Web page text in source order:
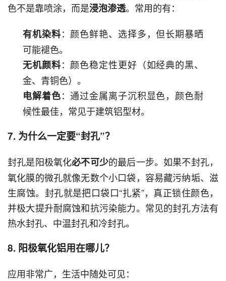
色不是靠喷涂，而是浸泡渗透。常用的有：
有机染料：颜色鲜艳、选择多，但长期暴晒
可能褪色。
无机颜料：颜色稳定性更好（如经典的黑、
金、青铜色）。
电解着色：通过金属离子沉积显色，颜色耐
候性最佳，常见于建筑铝型材。
7. 为什么一定要“封孔”？
封孔是阳极氧化必不可少的最后一步。如果不封孔，
氧化膜的微孔就像无数个小口袋，容易藏污纳垢、滋
生腐蚀。封孔就是把口袋口“扎紧”，真正锁住颜色，
并极大提升耐腐蚀和抗污染能力。常见的封孔方法有
热水封孔、中温封孔和冷封孔。
8. 阳极氧化铝用在哪儿？
应用非常广，生活中随处可见：